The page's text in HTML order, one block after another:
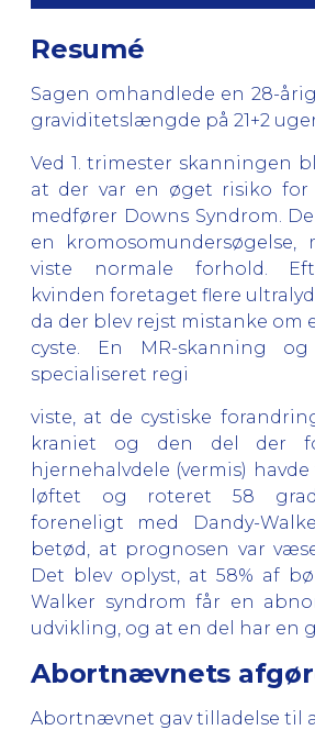
Resumé
Sagen omhandlede en 28-
graviditetslængde på 21+2
Ved 1. trimester skanningen
at der var en øget risiko for
medfører Downs Syndrom.
en kromosomundersøgelse,
viste normale forhold.
kvinden foretaget flere
da der blev rejst mistanke om
cyste. En MR-skanning
specialiseret regi
viste, at de cystiske
kraniet og den del der
hjernehalvdele (vermis)
løftet og roteret 58
foreneligt med Dandy-
betød, at prognosen var
Det blev oplyst, at 58% af
Walker syndrom får en
udvikling, og at en del har en
Abortnævnets
Abortnævnet gav tilladelse til